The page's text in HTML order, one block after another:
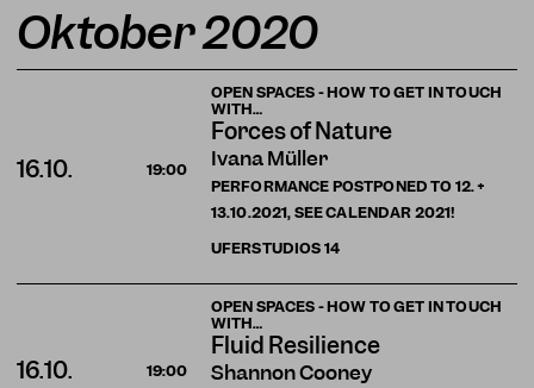
Oktober 2020
OPEN SPACES - HOW TO GET IN TOUCH
WITH…
Forces of Nature
Ivana Müller
PERFORMANCE POSTPONED TO 12. +
13.10.2021, SEE CALENDAR 2021!
16.10. 19:00
UFERSTUDIOS14
OPEN SPACES - HOW TO GET IN TOUCH
WITH…
Fluid Resilience
Shannon Cooney
16.10. 19:00